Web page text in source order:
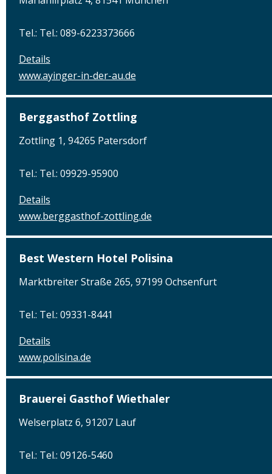
Tel.: Tel.: 089-6223373666
Details
www.ayinger-in-der-au.de
Berggasthof Zottling
Zottling 1, 94265 Patersdorf
Tel.: Tel.: 09929-95900
Details
www.berggasthof-zottling.de
Best Western Hotel Polisina
Marktbreiter Straße 265, 97199 Ochsenfurt
Tel.: Tel.: 09331-8441
Details
www.polisina.de
Brauerei Gasthof Wiethaler
Welserplatz 6, 91207 Lauf
Tel.: Tel.: 09126-5460